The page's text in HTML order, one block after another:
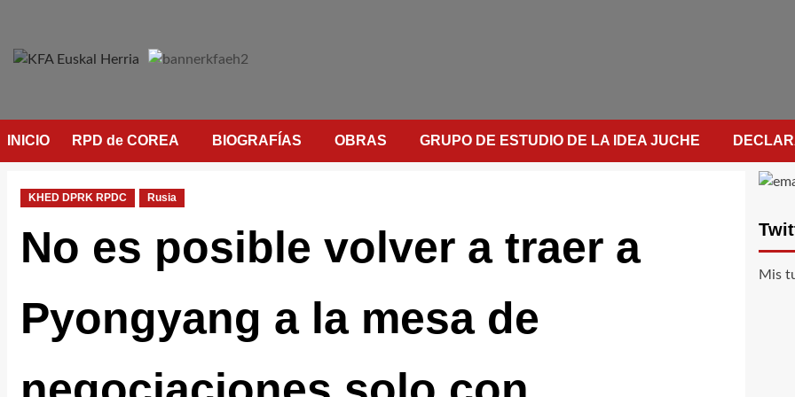
contenido
INICIO RPD de COREA BIOGRAFÍAS OBRAS GRUPO DE ESTUDIO DE LA IDEA JUCHE
KHED DPRK RPDC Rusia
No es posible volver a traer a
Pyongyang a la mesa de
Mis